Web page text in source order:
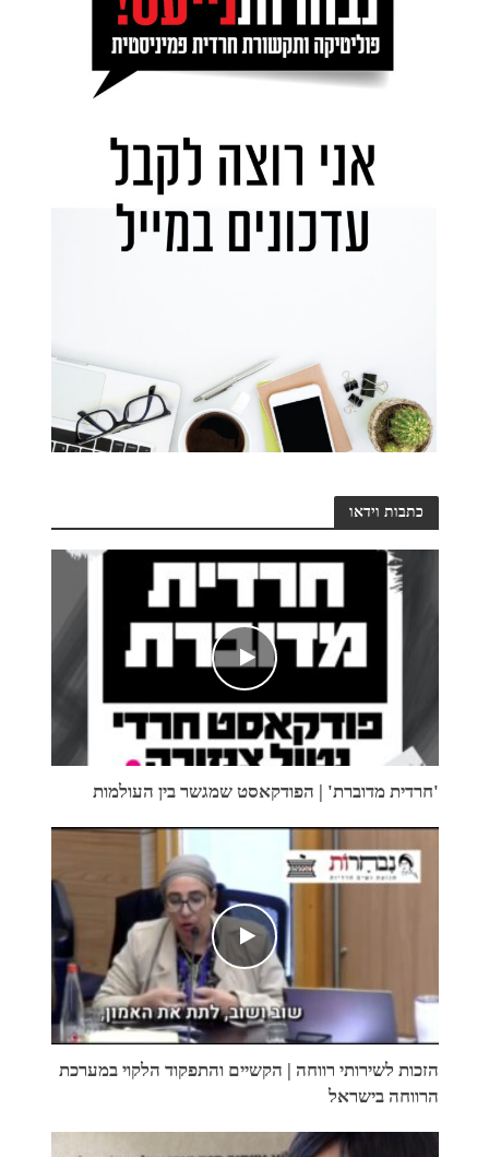
כתבות וידאו
'חרדית מדוברת' | הפודקאסט שמגשר בין העולמות
הזכות לשירותי רווחה | הקשיים והתפקוד הלקוי במערכת
הרווחה בישראל